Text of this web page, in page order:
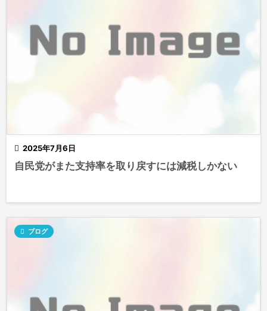
 2025年7月6日
自民党がまた支持率を取り戻すには減税しかない
 ブログ